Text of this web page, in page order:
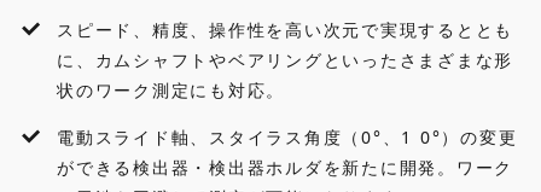
スピード、精度、操作性を高い次元で実現するととも
に、カムシャフトやベアリングといったさまざまな形
状のワーク測定にも対応。
電動スライド軸、スタイラス角度（0°、1 0°）の変更
ができる検出器・検出器ホルダを新たに開発。ワーク